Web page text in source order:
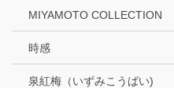
MIYAMOTO COLLECTION
時感
泉紅梅（いずみこうばい)